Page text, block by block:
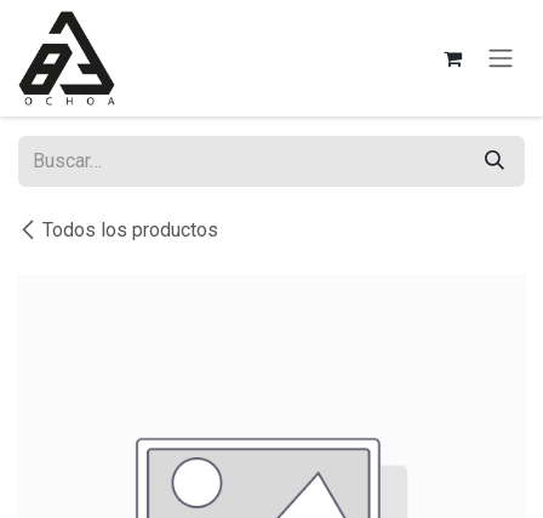
Ir al contenido
Todos los productos